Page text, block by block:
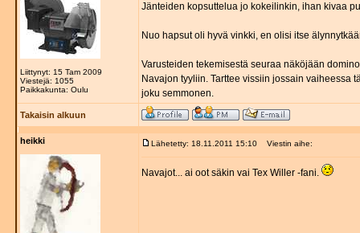
Liittynyt: 15 Tam 2009
Viestejä: 1055
Paikkakunta: Oulu
Jänteiden kopsuttelua jo kokeilinkin, ihan kivaa
Nuo hapsut oli hyvä vinkki, en olisi itse
Varusteiden tekemisestä seuraa näköjään
Navajon tyyliin. Tarttee vissiin jossain vaiheessa
joku semmonen.
Takaisin alkuun
heikki Lähetetty: 18.11.2011 15:10 Viestin aihe:
Navajot... ai oot säkin vai Tex Willer -fani.